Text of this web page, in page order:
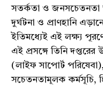
সতর্কতা ও জনসচেতনতা
দুর্ঘটনা ও প্রাণহানি
ইতিমধ্যেই এই লক্ষ্য
এই প্রসঙ্গে তিনি দপ্তরের
(লাইফ সাপোর্ট
সচেতনতামূলক কর্মসূচি,